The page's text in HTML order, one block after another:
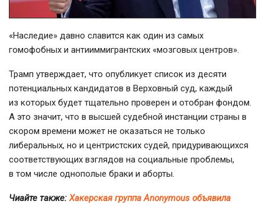
«Наследие» давно славится как один из самых
гомофобных и антииммигрантских «мозговых центров».
Трамп утверждает, что опубликует список из десяти
потенциальных кандидатов в Верховный суд, каждый
из которых будет тщательно проверен и отобран фондом.
А это значит, что в высшей судебной инстанции страны в
скором времени может не оказаться не только
либеральных, но и центристских судей, придуривающихся
соответствующих взглядов на социальные проблемы,
в том числе однополые браки и аборты.
Чиайте также:Хакерская группа Anonymous объявила